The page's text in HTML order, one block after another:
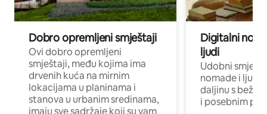
Dobro opremljeni smještaji
Ovi dobro opremljeni
smještaji, među kojima ima
drvenih kuća na mirnim
lokacijama u planinama i
stanova u urbanim sredinama,
imaju sve sadržaje koji su vam
Digitalni
ljudi
Udobni
nomade i ljude
daljinu s
i posebnim